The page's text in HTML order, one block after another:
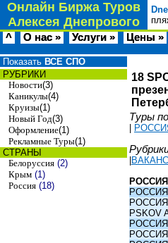
Онлайн Биржа Туров
Алексея Днепрового
^ О нас » Услуги » Цены »
Показать ВСЕ СПО
РУБРИКИ
Новости(3)
Каникулы(4)
Круизы(1)
Новый Год(3)
Оформление(1)
Рекламные Туры(1)
СТРАНЫ
Белоруссия (2)
Крым (1)
Россия (18)
18
Туры
РОССИЯ
РОССИЯ
РОССИЯ
PSKOV
РОССИЯ
РОССИЯ